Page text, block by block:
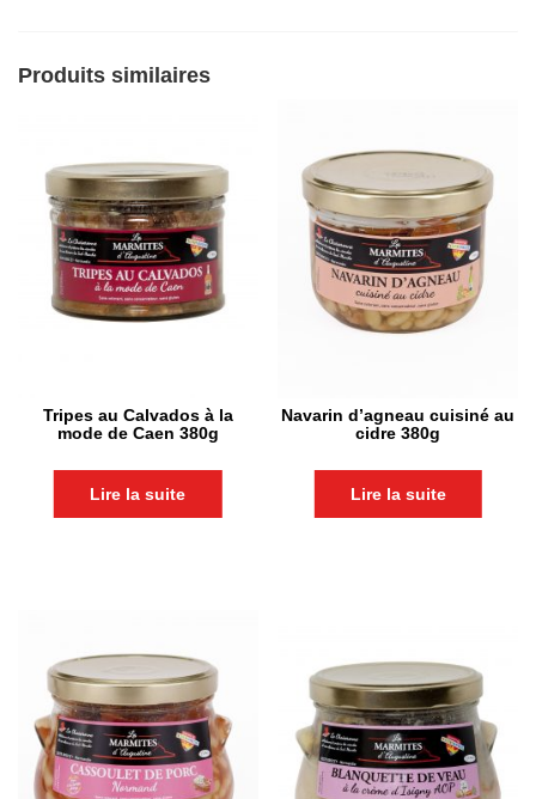
Produits similaires
Tripes au Calvados à la
mode de Caen 380g
Lire la suite
Navarin d’agneau cuisiné au
cidre 380g
Lire la suite